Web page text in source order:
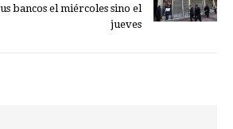
bancos el miércoles sino el
jueves